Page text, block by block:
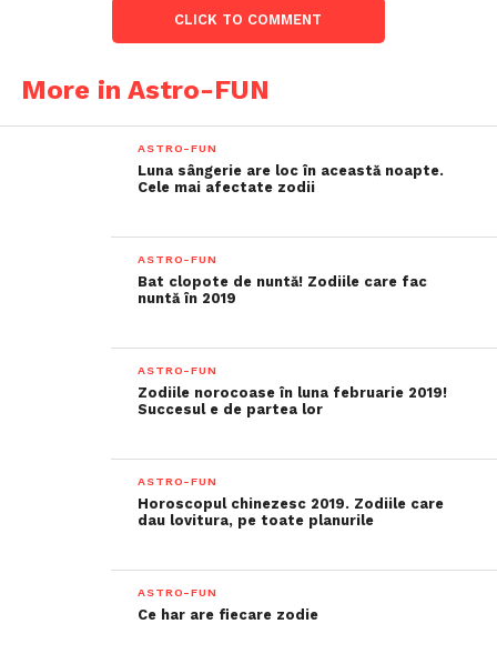
CLICK TO COMMENT
More in Astro-FUN
ASTRO-FUN
Luna sângerie are loc în această noapte.
Cele mai afectate zodii
ASTRO-FUN
Bat clopote de nuntă! Zodiile care fac
nuntă în 2019
ASTRO-FUN
Zodiile norocoase în luna februarie 2019!
Succesul e de partea lor
ASTRO-FUN
Horoscopul chinezesc 2019. Zodiile care
dau lovitura, pe toate planurile
ASTRO-FUN
Ce har are fiecare zodie